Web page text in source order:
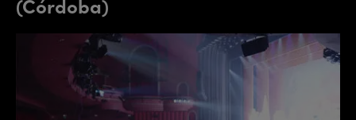
(Córdoba)